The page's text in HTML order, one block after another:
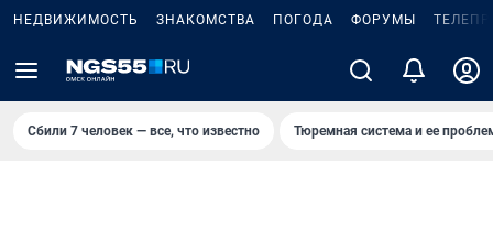
НЕДВИЖИМОСТЬ ЗНАКОМСТВА ПОГОДА ФОРУМЫ
Сбили 7 человек — все, что известно Тюремная система и ее